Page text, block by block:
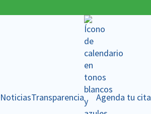
NoticiasTransparencia Agenda tu cita